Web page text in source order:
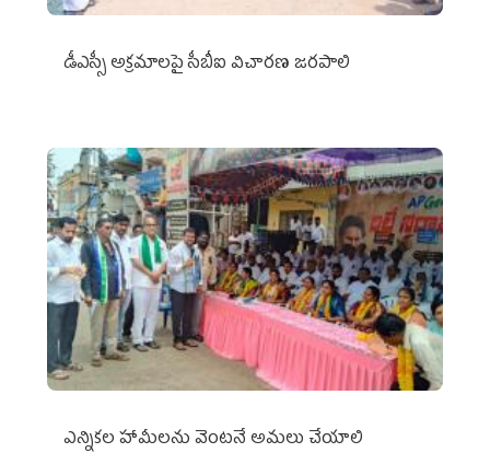
డీఎస్సీ అక్రమాలపై సీబీఐ విచారణ జరపాలి
ఎన్నికల హామీలను వెంటనే అమలు చేయాలి